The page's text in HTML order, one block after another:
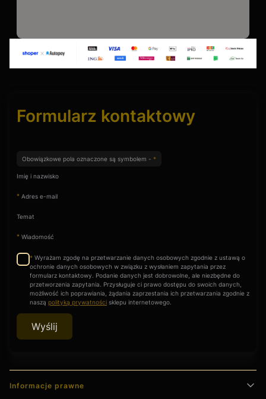
Formularz kontaktowy
Obowiązkowe pola oznaczone są symbolem - *
Imię i nazwisko
* Adres e-mail
Temat
* Wiadomość
* Wyrażam zgodę na przetwarzanie danych osobowych zgodnie z ustawą o
ochronie danych osobowych w związku z wysłaniem zapytania przez
formularz kontaktowy. Podanie danych jest dobrowolne, ale niezbędne do
przetworzenia zapytania. Przysługuje ci prawo dostępu do swoich danych,
możliwość ich poprawiania, żądania zaprzestania ich przetwarzania zgodnie z
naszą polityką prywatności sklepu internetowego.
Wyślij
Linki w stopce
Informacje prawne